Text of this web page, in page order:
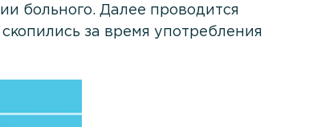
больного. Далее проводится
за время употребления